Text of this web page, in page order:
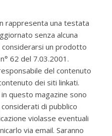
rappresenta una testata
senza alcuna
un prodotto
62 del 7.03.2001.
del contenuto
dei siti linkati.
questo magazine sono
di pubblico
violasse eventuali
via email. Saranno